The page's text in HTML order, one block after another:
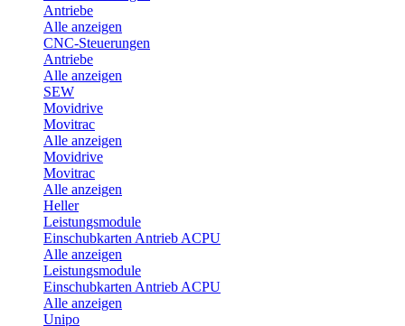
Antriebe
Alle anzeigen
CNC-Steuerungen
Antriebe
Alle anzeigen
SEW
Movidrive
Movitrac
Alle anzeigen
Movidrive
Movitrac
Alle anzeigen
Heller
Leistungsmodule
Einschubkarten Antrieb ACPU
Alle anzeigen
Leistungsmodule
Einschubkarten Antrieb ACPU
Alle anzeigen
Unipo